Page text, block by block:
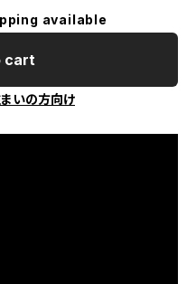
available
cart
いの方向け